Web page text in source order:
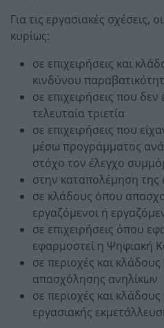
Για τις εργασιακές σχέσεις,
κυρίως:
σε επιχειρήσεις και
κινδύνου
σε επιχειρήσεις που δεν
τελευταία τριετία
σε επιχειρήσεις που
μέσω προγράμματος
στόχο τον έλεγχο
στην καταπολέμηση της
σε κλάδους όπου
εργαζόμενοι ή
σε επιχειρήσεις όπου
εφαρμοστεί η Ψηφιακή
σε περιοχές και
απασχόλησης ανηλίκων
σε περιοχές και
εργασιακής